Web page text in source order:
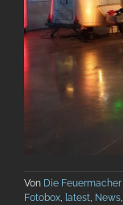
Von Die Feuermacher
Fotobox, latest, News,